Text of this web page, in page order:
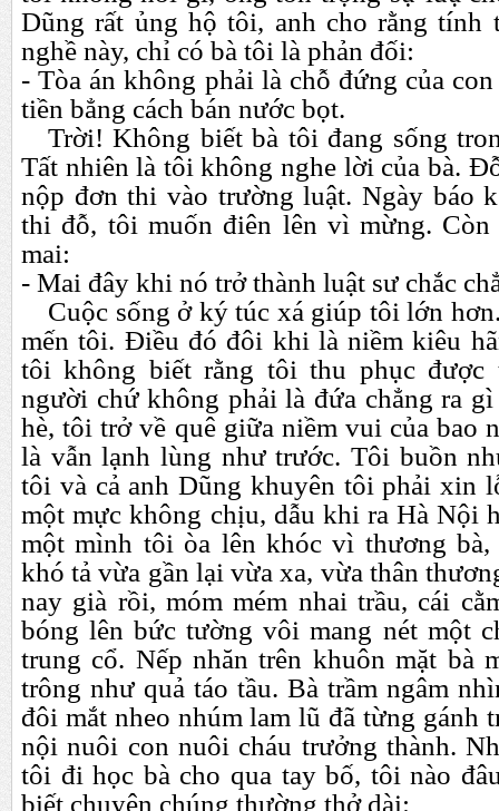
Dũng rất ủng hộ tôi, anh cho rằng
nghề này, chỉ có bà tôi là phản đối:
- Tòa án không phải là chỗ đứng của
tiền bẳng cách bán nước bọt.
Trời! Không biết bà tôi đang sống
Tất nhiên là tôi không nghe lời của bà.
nộp đơn thi vào trường luật. Ngày báo
thi đỗ, tôi muốn điên lên vì mừng.
mai:
- Mai đây khi nó trở thành luật sư chắc
Cuộc sống ở ký túc xá giúp tôi lớn
mến tôi. Điều đó đôi khi là niềm kiêu
tôi không biết rằng tôi thu phục được
người chứ không phải là đứa chẳng ra
hè, tôi trở về quê giữa niềm vui của bao
là vẫn lạnh lùng như trước. Tôi buồn
tôi và cả anh Dũng khuyên tôi phải xin
một mực không chịu, dẫu khi ra Hà Nội
một mình tôi òa lên khóc vì thương
khó tả vừa gần lại vừa xa, vừa thân
nay già rồi, móm mém nhai trầu, cái
bóng lên bức tường vôi mang nét một
trung cổ. Nếp nhăn trên khuôn mặt bà
trông như quả táo tầu. Bà trầm ngâm
đôi mắt nheo nhúm lam lũ đã từng gánh
nội nuôi con nuôi cháu trưởng thành.
tôi đi học bà cho qua tay bố, tôi nào
biết chuyện chúng thường thở dài: